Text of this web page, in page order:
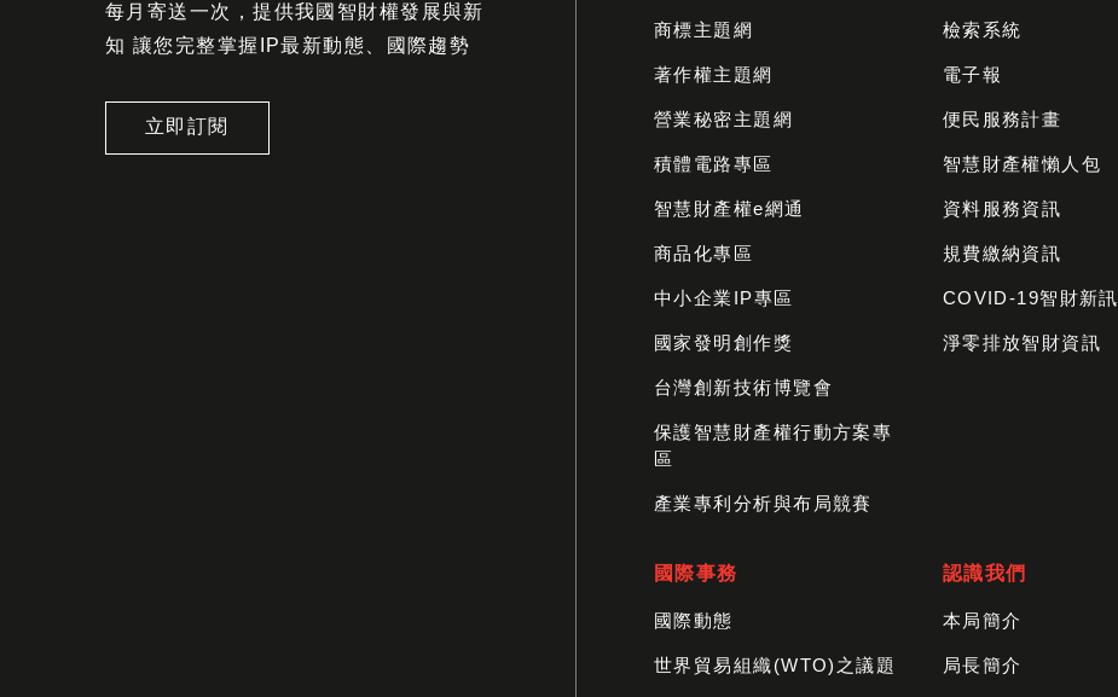
每月寄送一次，提供我國智財權發展與新
知 讓您完整掌握IP最新動態、國際趨勢
立即訂閱
商標主題網
著作權主題網
營業秘密主題網
積體電路專區
智慧財產權e網通
商品化專區
中小企業IP專區
國家發明創作獎
台灣創新技術博覽會
保護智慧財產權行動方案專
區
產業專利分析與布局競賽
檢索系統
電子報
便民服務計畫
智慧財產權懶人包
資料服務資訊
規費繳納資訊
COVID-19智財新訊
淨零排放智財資訊
國際事務
國際動態
世界貿易組織(WTO)之議題
認識我們
本局簡介
局長簡介